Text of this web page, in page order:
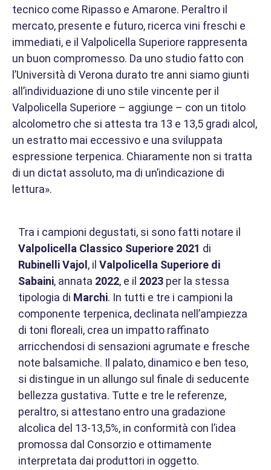
tecnico come Ripasso e Amarone. Peraltro il
mercato, presente e futuro, ricerca vini freschi e
immediati, e il Valpolicella Superiore rappresenta
un buon compromesso. Da uno studio fatto con
l’Università di Verona durato tre anni siamo giunti
all’individuazione di uno stile vincente per il
Valpolicella Superiore – aggiunge – con un titolo
alcolometro che si attesta tra 13 e 13,5 gradi alcol,
un estratto mai eccessivo e una sviluppata
espressione terpenica. Chiaramente non si tratta
di un dictat assoluto, ma di un’indicazione di
lettura».
Tra i campioni degustati, si sono fatti notare il
Valpolicella Classico Superiore 2021 di
Rubinelli Vajol , il Valpolicella Superiore di
Sabaini, annata 2022, e il 2023 per la stessa
tipologia di Marchi. In tutti e tre i campioni la
componente terpenica, declinata nell’ampiezza
di toni floreali, crea un impatto raffinato
arricchendosi di sensazioni agrumate e fresche
note balsamiche. Il palato, dinamico e ben teso,
si distingue in un allungo sul finale di seducente
bellezza gustativa. Tutte e tre le referenze,
peraltro, si attestano entro una gradazione
alcolica del 13-13,5%, in conformità con l’idea
promossa dal Consorzio e ottimamente
interpretata dai produttori in oggetto.